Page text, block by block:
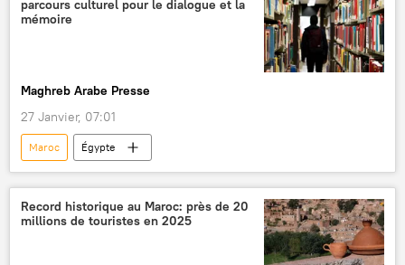
parcours culturel pour le dialogue et la
mémoire
Maghreb Arabe Presse
27 Janvier, 07:01
Maroc Égypte
Record historique au Maroc: près de 20
millions de touristes en 2025